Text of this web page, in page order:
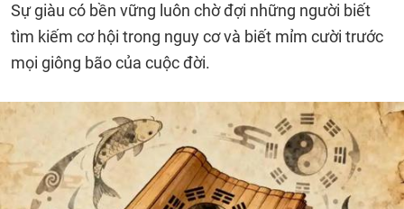
Sự giàu có bền vững luôn chờ đợi những người biết
tìm kiếm cơ hội trong nguy cơ và biết mỉm cười trước
mọi giông bão của cuộc đời.